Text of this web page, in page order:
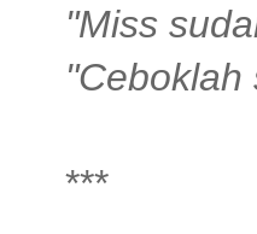
"Miss
"Ceboklah
***